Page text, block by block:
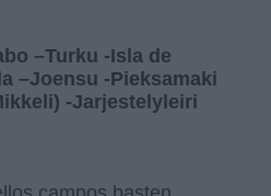
–Turku -Isla de
–Joensu -Pieksamaki
-Jarjestelyleiri